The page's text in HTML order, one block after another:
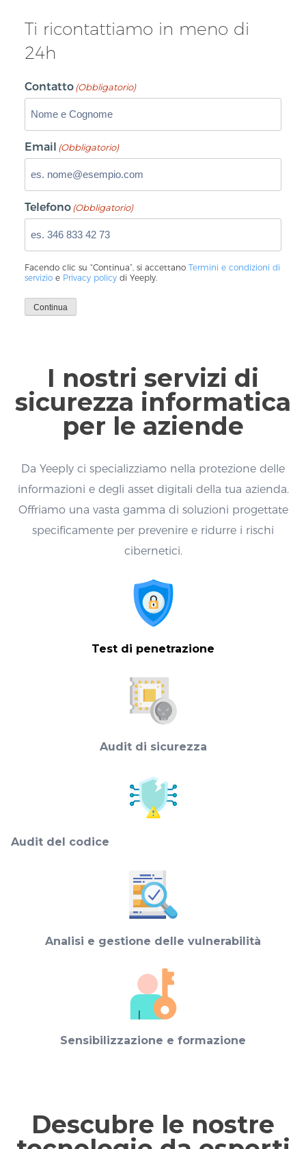
Ti ricontattiamo in meno di
24h
Contatto(Obbligatorio)
Email (Obbligatorio)
Telefono(Obbligatorio)
Facendo clic su “Continua”, si accettano Termini e condizioni di
servizio e Privacy policy di Yeeply.
Continua
I nostri servizi di
sicurezza informatica
per le aziende
Da Yeeply ci specializziamo nella protezione delle
informazioni e degli asset digitali della tua azienda.
Offriamo una vasta gamma di soluzioni progettate
specificamente per prevenire e ridurre i rischi
cibernetici.
Test di penetrazione
Audit di sicurezza
Audit del codice
Analisi e gestione delle vulnerabilità
Sensibilizzazione e formazione
Descubre le nostre